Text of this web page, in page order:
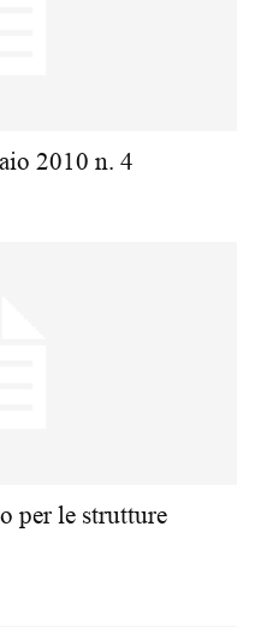
2010 n. 4
per le strutture